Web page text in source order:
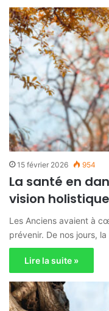
15 février 2026 954
La santé en
vision holistique
Les Anciens avaient à
prévenir. De nos jours,
Lire la suite »